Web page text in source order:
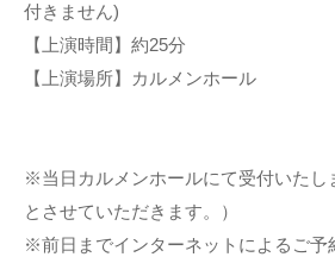
付きません)
【上演時間】約25分
【上演場所】カルメンホール
※当日カルメンホールにて受付いたし
とさせていただきます。）
※前日までインターネットによるご予